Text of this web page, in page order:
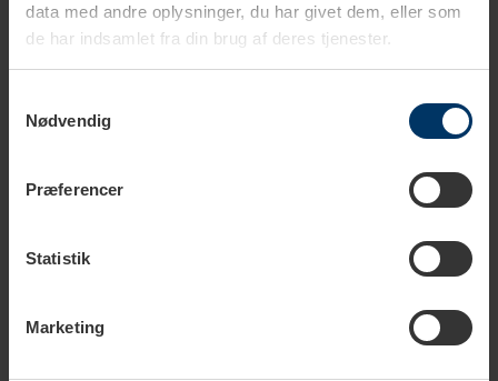
data med andre oplysninger, du har givet dem, eller som
de har indsamlet fra din brug af deres tjenester.
Nødvendig
Præferencer
Statistik
Marketing
1-2 hverdage
Termoflaske 0,5 L Sand
1-2 hverdage
Termoflaske 0,5 L Rose